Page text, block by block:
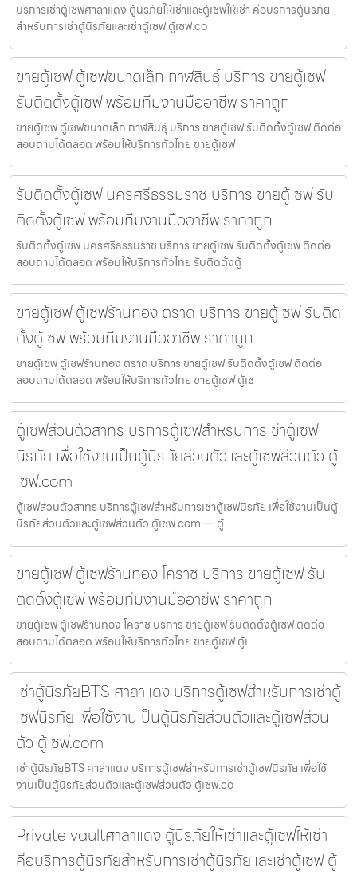
บริการเช่าตู้เซฟศาลาแดง ตู้นิรภัยให้เช่าและตู้เซฟให้เช่า คือบริการตู้นิรภัย
สำหรับการเช่าตู้นิรภัยและเช่าตู้เซฟ ตู้เซฟ.co
ขายตู้เซฟ ตู้เซฟขนาดเล็ก กาฬสินธุ์ บริการ ขายตู้เซฟ
รับติดตั้งตู้เซฟ พร้อมทีมงานมืออาชีพ ราคาถูก
ขายตู้เซฟ ตู้เซฟขนาดเล็ก กาฬสินธุ์ บริการ ขายตู้เซฟ รับติดตั้งตู้เซฟ ติดต่อ
สอบถามได้ตลอด พร้อมให้บริการทั่วไทย ขายตู้เซฟ
รับติดตั้งตู้เซฟ นครศรีธรรมราช บริการ ขายตู้เซฟ รับ
ติดตั้งตู้เซฟ พร้อมทีมงานมืออาชีพ ราคาถูก
รับติดตั้งตู้เซฟ นครศรีธรรมราช บริการ ขายตู้เซฟ รับติดตั้งตู้เซฟ ติดต่อ
สอบถามได้ตลอด พร้อมให้บริการทั่วไทย รับติดตั้งตู้
ขายตู้เซฟ ตู้เซฟร้านทอง ตราด บริการ ขายตู้เซฟ รับติด
ตั้งตู้เซฟ พร้อมทีมงานมืออาชีพ ราคาถูก
ขายตู้เซฟ ตู้เซฟร้านทอง ตราด บริการ ขายตู้เซฟ รับติดตั้งตู้เซฟ ติดต่อ
สอบถามได้ตลอด พร้อมให้บริการทั่วไทย ขายตู้เซฟ ตู้เซ
ตู้เซฟส่วนตัวสาทร บริการตู้เซฟสำหรับการเช่าตู้เซฟ
นิรภัย เพื่อใช้งานเป็นตู้นิรภัยส่วนตัวและตู้เซฟส่วนตัว ตู้
เซฟ.com
ตู้เซฟส่วนตัวสาทร บริการตู้เซฟสำหรับการเช่าตู้เซฟนิรภัย เพื่อใช้งานเป็นตู้
นิรภัยส่วนตัวและตู้เซฟส่วนตัว ตู้เซฟ.com — ตู้
ขายตู้เซฟ ตู้เซฟร้านทอง โคราช บริการ ขายตู้เซฟ รับ
ติดตั้งตู้เซฟ พร้อมทีมงานมืออาชีพ ราคาถูก
ขายตู้เซฟ ตู้เซฟร้านทอง โคราช บริการ ขายตู้เซฟ รับติดตั้งตู้เซฟ ติดต่อ
สอบถามได้ตลอด พร้อมให้บริการทั่วไทย ขายตู้เซฟ ตู้เ
เช่าตู้นิรภัยBTS ศาลาแดง บริการตู้เซฟสำหรับการเช่าตู้
เซฟนิรภัย เพื่อใช้งานเป็นตู้นิรภัยส่วนตัวและตู้เซฟส่วน
ตัว ตู้เซฟ.com
เช่าตู้นิรภัยBTS ศาลาแดง บริการตู้เซฟสำหรับการเช่าตู้เซฟนิรภัย เพื่อใช้
งานเป็นตู้นิรภัยส่วนตัวและตู้เซฟส่วนตัว ตู้เซฟ.co
Private vaultศาลาแดง ตู้นิรภัยให้เช่าและตู้เซฟให้เช่า
คือบริการตู้นิรภัยสำหรับการเช่าตู้นิรภัยและเช่าตู้เซฟ ตู้